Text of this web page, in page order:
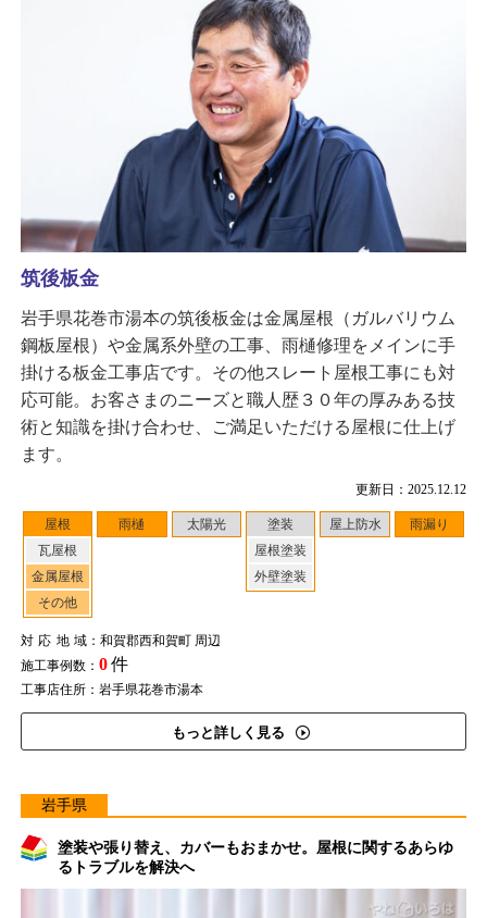
更新日：2025.12.12
屋根
瓦屋根
金属屋根
その他
雨樋 太陽光
塗装
屋根塗装
外壁塗装
屋上防水 雨漏り
対応地域：和賀郡西和賀町 周辺
施工事例数： 0件
工事店住所：岩手県花巻市湯本
もっと詳しく見る
筑後板金
岩手県花巻市湯本の筑後板金は金属屋根（ガルバリウム
鋼板屋根）や金属系外壁の工事、雨樋修理をメインに手
掛ける板金工事店です。その他スレート屋根工事にも対
応可能。お客さまのニーズと職人歴３０年の厚みある技
術と知識を掛け合わせ、ご満足いただける屋根に仕上げ
ます。
岩手県
塗装や張り替え、カバーもおまかせ。屋根に関するあらゆ
るトラブルを解決へ